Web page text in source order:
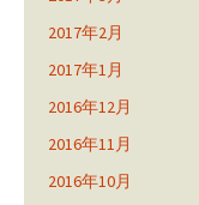
2017年2月
2017年1月
2016年12月
2016年11月
2016年10月